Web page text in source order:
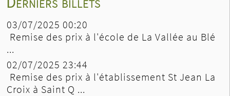
03/07/2025 00:20
Remise des prix à l'école de La Vallée au Blé
...
02/07/2025 23:44
Remise des prix à l'établissement St Jean La
Croix à Saint Q ...